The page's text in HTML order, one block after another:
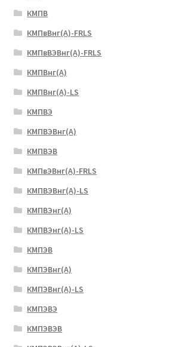
КМПВ
КМПвВнг(А)-FRLS
КМПвВЭВнг(А)-FRLS
КМПВнг(А)
КМПВнг(А)-LS
КМПВЭ
КМПВЭBнг(А)
КМПВЭВ
КМПвЭВнг(А)-FRLS
КМПВЭВнг(А)-LS
КМПВЭнг(А)
КМПВЭнг(А)-LS
КМПЭВ
КМПЭВнг(А)
КМПЭВнг(А)-LS
КМПЭВЭ
КМПЭВЭВ